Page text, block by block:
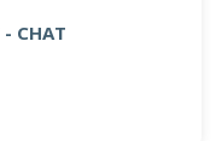
- CHAT